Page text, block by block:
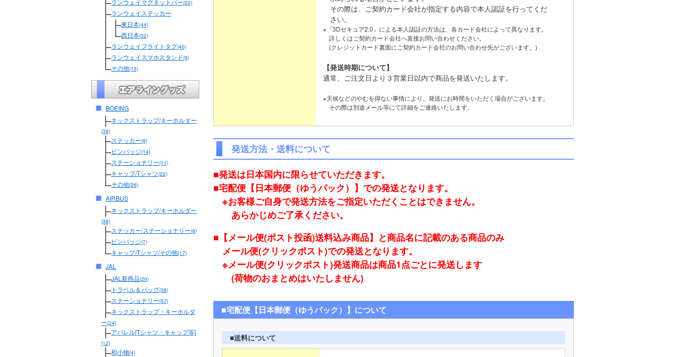
ランウェイマグネットバー(20)
ランウェイステッカー
東日本(44)
西日本(32)
ランウェイフライトタグ(40)
ランウェイスマホスタンド(9)
その他(13)
BOEING
ネックストラップ/キーホルダー
(38)
ステッカー(9)
ピンバッジ(14)
ステーショナリー(11)
キャップ/Tシャツ(22)
その他(26)
AIRBUS
ネックストラップ/キーホルダー
(38)
ステッカー/ステーショナリー(8)
ピンバッジ(7)
キャップ/Tシャツ/その他(17)
JAL
JAL新商品(20)
トラベル＆バッグ(38)
ステーショナリー(57)
ネックストラップ・キーホルダ
ー(24)
アパレル[Tシャツ・キャップ等]
(12)
和小物(4)
その際は、ご契約カード会社が指定する内容で本人認証を行ってくだ
さい。
※「3Dセキュア2.0」による本人認証の方法は、各カード会社によって異なります。
詳しくはご契約カード会社へ直接お問い合わせください。
(クレジットカード裏面にご契約カード会社のお問い合わせ先がございます。)
【発送時期について】
通常、ご注文日より３営業日以内で商品を発送いたします。
※天候などのやむを得ない事情により、発送にお時間をいただく場合がございます。
その際は別途メール等にて詳細をご連絡いたします。
発送方法・送料について
■発送は日本国内に限らせていただきます。
■宅配便【日本郵便（ゆうパック）】での発送となります。
※お客様ご自身で発送方法をご指定いただくことはできません。
あらかじめご了承ください。
■【メール便(ポスト投函)送料込み商品】と商品名に記載のある商品のみ
メール便(クリックポスト)での発送となります。
※メール便(クリックポスト)発送商品は商品1点ごとに発送します
(荷物のおまとめはいたしません)
■宅配便【日本郵便（ゆうパック）】について
■送料について